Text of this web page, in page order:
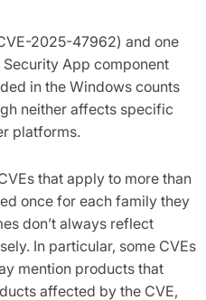
2025-47962) and one
App component
in the Windows counts
neither affects specific
platforms.
that apply to more than
once for each family they
don’t always reflect
In particular, some CVEs
mention products that
affected by the CVE,